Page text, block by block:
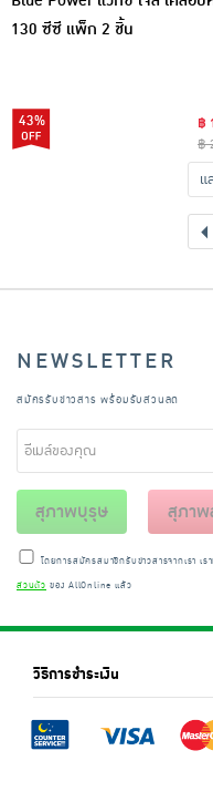
130 ซีซี แพ็ก 2 ชิ้น
43%
฿
฿
แ
NEWSLETTER
สมัครรับข่าวสาร พร้อมรับส่วนลด
สุภาพบุรุษ สุภา
โดยการสมัครสมาชิกรับข่าวสารจากเรา เร
ส่วนตัว ของ AllOnline แล้ว
วิธีการชำระเงิน